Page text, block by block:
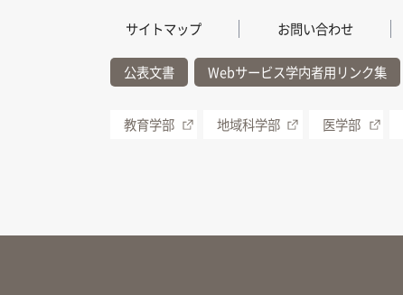
サイトマップ お問い合わせ
公表文書 Webサービス学内者用リンク集
教育学部 地域科学部 医学部